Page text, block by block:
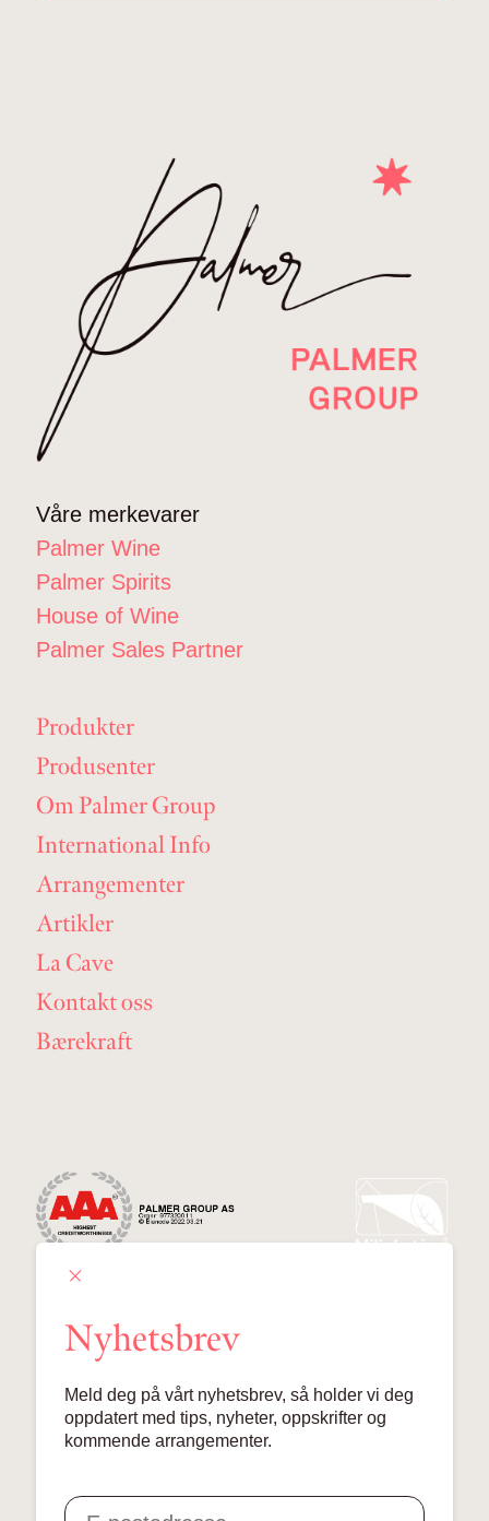
Våre merkevarer
Palmer Wine
Palmer Spirits
House of Wine
Palmer Sales Partner
Produkter
Produsenter
Om Palmer Group
International Info
Arrangementer
Artikler
La Cave
Kontakt oss
Bærekraft
Lille Grensen 7, 0159 Oslo
Nyhetsbrev
Meld deg på vårt nyhetsbrev, så holder vi deg
oppdatert med tips, nyheter, oppskrifter og
kommende arrangementer.